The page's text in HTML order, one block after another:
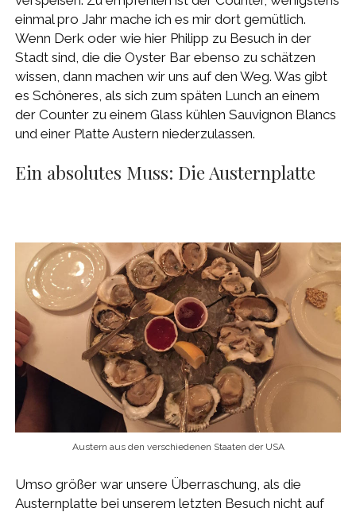
einmal pro Jahr mache ich es mir dort gemütlich.
Wenn Derk oder wie hier Philipp zu Besuch in der
Stadt sind, die die Oyster Bar ebenso zu schätzen
wissen, dann machen wir uns auf den Weg. Was gibt
es Schöneres, als sich zum späten Lunch an einem
der Counter zu einem Glass kühlen Sauvignon Blancs
und einer Platte Austern niederzulassen.
Ein absolutes Muss: Die Austernplatte
Austern aus den verschiedenen Staaten der USA
Umso größer war unsere Überraschung, als die
Austernplatte bei unserem letzten Besuch nicht auf